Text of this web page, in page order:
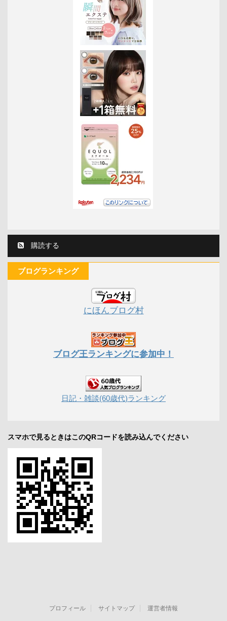
購読する
ブログランキング
にほんブログ村
ブログ王ランキングに参加中！
日記・雑談(60歳代)ランキング
スマホで見るときはこのQRコードを読み込んでください
プロフィール サイトマップ 運営者情報